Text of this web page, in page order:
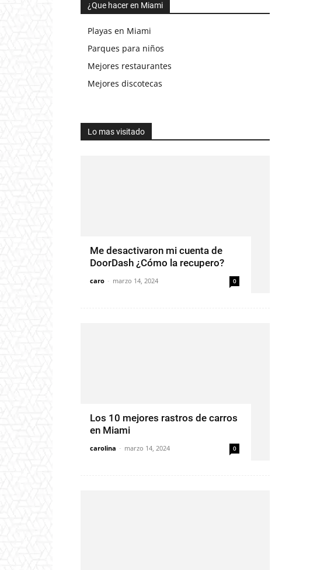
¿Que hacer en Miami
Playas en Miami
Parques para niños
Mejores restaurantes
Mejores discotecas
Lo mas visitado
Me desactivaron mi cuenta de
DoorDash ¿Cómo la recupero?
caro - marzo 14, 2024 0
Los 10 mejores rastros de carros
en Miami
carolina - marzo 14, 2024 0